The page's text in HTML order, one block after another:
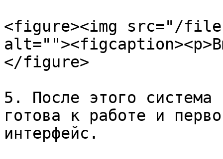
<figure><img src="/files/
</figure>
5. После этого система
готова к работе и
интерфейс.